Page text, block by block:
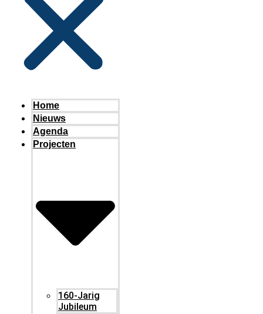
Home
Nieuws
Agenda
Projecten
160-Jarig
Jubileum